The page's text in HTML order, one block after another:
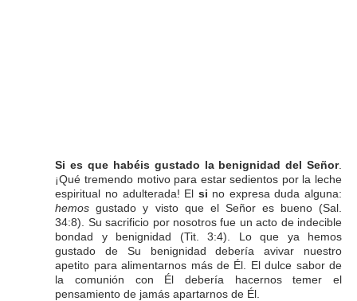
Si es que habéis gustado la benignidad del Señor.
¡Qué tremendo motivo para estar sedientos por la leche
espiritual no adulterada! El si no expresa duda alguna:
hemos gustado y visto que el Señor es bueno (Sal.
34:8). Su sacrificio por nosotros fue un acto de indecible
bondad y benignidad (Tit. 3:4). Lo que ya hemos
gustado de Su benignidad debería avivar nuestro
apetito para alimentarnos más de Él. El dulce sabor de
la comunión con Él debería hacernos temer el
pensamiento de jamás apartarnos de Él.